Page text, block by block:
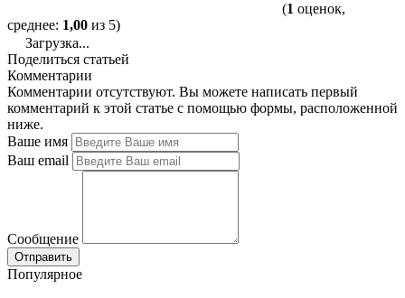
(1 оценок,
среднее: 1,00 из 5)
Загрузка...
Поделиться статьей
Комментарии
Комментарии отсутствуют. Вы можете написать первый
комментарий к этой статье с помощью формы, расположенной
ниже.
Ваше имя
Ваш email
Сообщение
Популярное